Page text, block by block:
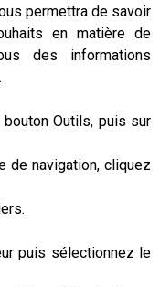
permettra de savoir
en matière de
des informations
Outils, puis sur
de navigation, cliquez
puis sélectionnez le